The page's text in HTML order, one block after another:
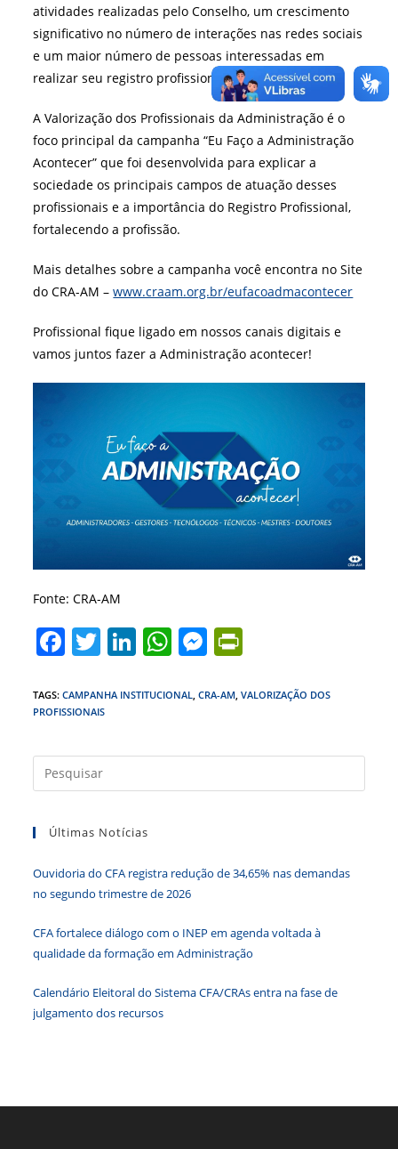
atividades realizadas pelo Conselho, um crescimento
significativo no número de interações nas redes sociais
e um maior número de pessoas interessadas em
realizar seu registro profissional.
A Valorização dos Profissionais da Administração é o
foco principal da campanha “Eu Faço a Administração
Acontecer” que foi desenvolvida para explicar a
sociedade os principais campos de atuação desses
profissionais e a importância do Registro Profissional,
fortalecendo a profissão.
Mais detalhes sobre a campanha você encontra no Site
do CRA-AM –www.craam.org.br/eufacoadmacontecer
Profissional fique ligado em nossos canais digitais e
vamos juntos fazer a Administração acontecer!
Fonte: CRA-AM
F
c
e
b
o
k
T
itt
er
Li
k
dI
n
W
at
A
p
M
ss
n
g
tF
e
n
TAGS:CAMPANHA INSTITUCIONAL CRA-AM VALORIZAÇÃO DOS
PROFISSIONAIS
a
Últimas Notícias
Ouvidoria do CFA registra redução de 34,65% nas demandas
no segundo trimestre de 2026
CFA fortalece diálogo com o INEP em agenda voltada à
qualidade da formação em Administração
Calendário Eleitoral do Sistema CFA/CRAs entra na fase de
julgamento dos recursos